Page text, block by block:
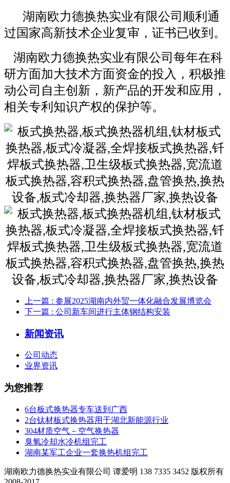
湖南欧力德换热实业有限公司顺利通
过国家高新技术企业复审，证书已收到。
湖南欧力德换热实业有限公司每年在科
研方面加大技术方面资金的投入，积极推
动公司自主创新，新产品的开发和应用，
相关专利知识产权的保护等。
上一篇 : 参展2025湖南内外贸一体化融合发展博览会
下一篇 : 公司新车间进行主体钢结构安装
新闻资讯
公司动态
业界资讯
为您推荐
6台板式换热器专车送到广西
2台钛材板式换热器用于湖北新能源行业
304材质空气－空气换热器
臭氧冷却水冷机组完工
湖南某军工企业一套换热机组完工
湖南欧力德换热实业有限公司 谭爱明 138 7335 3452 版权所有